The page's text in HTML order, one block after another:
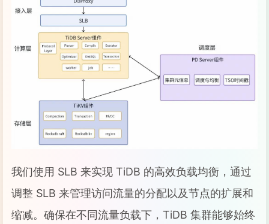
我们使用 SLB 来实现 TiDB 的高效负载均衡，通过
调整 SLB 来管理访问流量的分配以及节点的扩展和
缩减。确保在不同流量负载下，TiDB 集群能够始终